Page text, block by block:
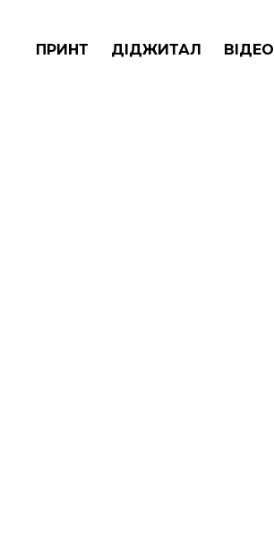
ПРИНТ ДІДЖИТАЛ ВІДЕО